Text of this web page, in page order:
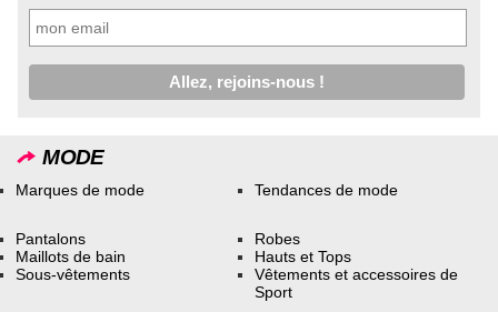
MODE
Marques de mode Tendances de mode
Pantalons
Maillots de bain
Sous-vêtements
Robes
Hauts et Tops
Vêtements et accessoires de
Sport